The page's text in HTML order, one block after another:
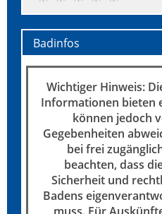
Badinfos
Wichtiger Hinweis:
Informationen bieten
können jedoch
Gegebenheiten
bei frei
beachten, dass
Sicherheit und
Badens